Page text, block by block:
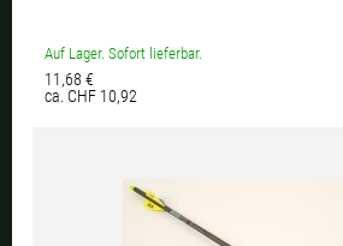
Auf Lager. Sofort lieferbar.
11,68 €
ca. CHF 10,92